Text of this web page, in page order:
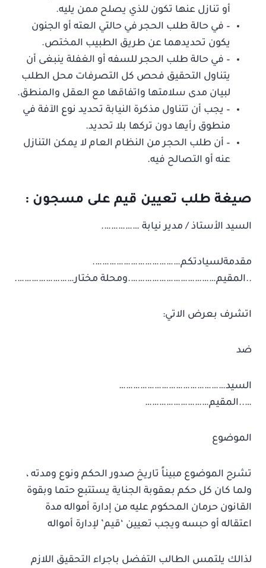
أو تنازل عنها تكون للذي يصلح ممن يليه.
– في حالة طلب الحجر في حالتي العته أو الجنون
يكون تحديدهما عن طريق الطبيب المختص.
– في حالة طلب الحجر للسفه أو الغفلة ينبغى أن
يتناول التحقيق فحص كل التصرفات محل الطلب
لبيان مدى سلامتها واتفاقها مع العقل والمنطق.
– يجب أن تتناول مذكرة النيابة تحديد نوع الآفة في
منطوق رأيها دون تركها بلا تحديد.
– أن طلب الحجر من النظام العام لا يمكن التنازل
عنه أو التصالح فيه.
صيغة طلب تعيين قيم على مسجون :
السيد الأستاذ / مدير نيابة …………….
مقدمةلسيادتكم……………………………….
..المقيم……………………………….ومحلة مختار…………………….
اتشرف بعرض الاتي:
ضد
السيد………………………………………
…..المقيم………………………
الموضوع
تشرح الموضوع مبيناً تاريخ صدور الحكم ونوع ومدته ،
ولما كان كل حكم بعقوبة الجناية يستتبع حتما وبقوة
القانون حرمان المحكوم عليه من إدارة أمواله مدة
اعتقاله أو حبسه ويجب تعيين ‘قيم’ لإدارة أمواله
لذالك يلتمس الطالب التفضل باجراء التحقيق اللازم